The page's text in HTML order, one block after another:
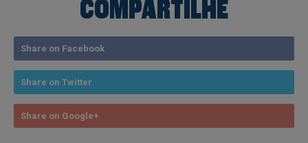
COMPARTILHE
Share on Facebook
Share on Twitter
Share on Google+